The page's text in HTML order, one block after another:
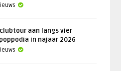
aan langs vier
in najaar 2026